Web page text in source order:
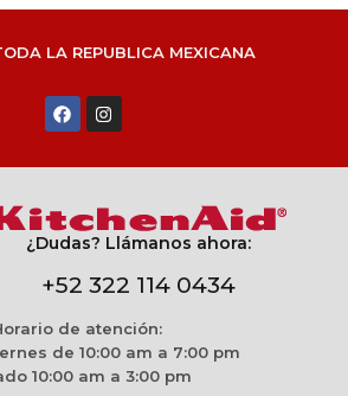
LA REPUBLICA MEXICANA
¿Dudas? Llámanos ahora:
+52 322 114 0434
de atención:
de 10:00 am a 7:00 pm
10:00 am a 3:00 pm